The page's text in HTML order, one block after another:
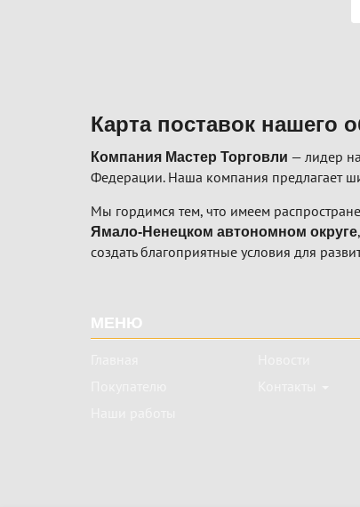
Карта поставок нашего
Компания Мастер Торговли — лидер
Федерации. Наша компания предлагает
Мы гордимся тем, что имеем
Ямало-Ненецком автономном округе,
создать благоприятные условия для
МЕНЮ